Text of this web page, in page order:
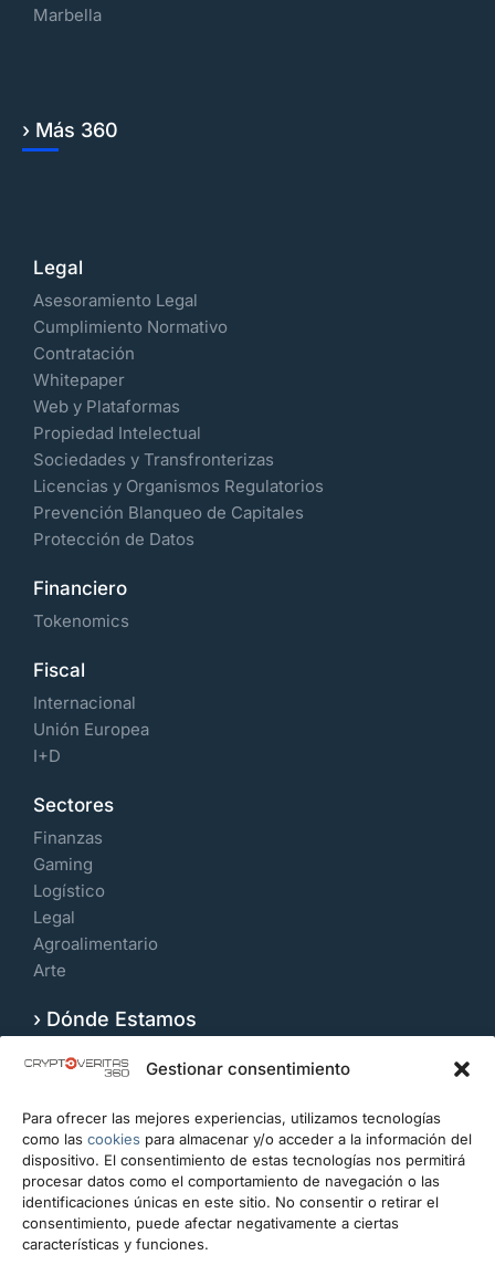
Gestionar consentimiento
Para ofrecer las mejores experiencias, utilizamos tecnologías
como las cookies para almacenar y/o acceder a la información del
dispositivo. El consentimiento de estas tecnologías nos permitirá
procesar datos como el comportamiento de navegación o las
identificaciones únicas en este sitio. No consentir o retirar el
consentimiento, puede afectar negativamente a ciertas
características y funciones.
Marbella
› Más 360
Legal
Asesoramiento Legal
Cumplimiento Normativo
Contratación
Whitepaper
Web y Plataformas
Propiedad Intelectual
Sociedades y Transfronterizas
Licencias y Organismos Regulatorios
Prevención Blanqueo de Capitales
Protección de Datos
Financiero
Tokenomics
Fiscal
Internacional
Unión Europea
I+D
Sectores
Finanzas
Gaming
Logístico
Legal
Agroalimentario
Arte
› Dónde Estamos
Velázquez 109, 7º Izquierda. 28006, Madrid.
CONTACTO
info@cryptoveritas360.com
+34 919 993 434